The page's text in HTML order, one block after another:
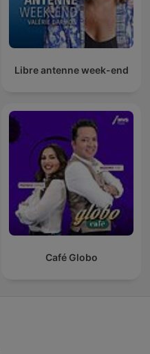
Libre antenne week-end
Café Globo